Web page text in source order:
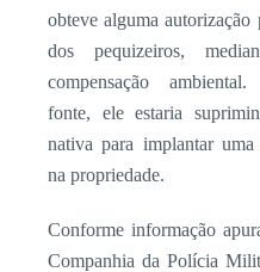
obteve alguma autorização
dos pequizeiros,
compensação
fonte, ele estaria
nativa para implantar
na propriedade.
Conforme informação
Companhia da Polícia